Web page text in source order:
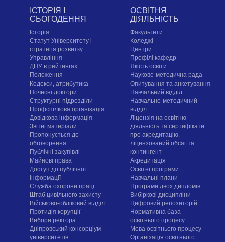
ІСТОРІЯ І
СЬОГОДЕННЯ
Історія
Статут Університету і
стратегія розвитку
Управління
ДНУ в рейтингах
Положення
Кодекси, атрибутика
Почесні доктори
Структурні підрозділи
Профспілкова організація
Довідкова інформація
Звітні матеріали
Пропонується до
обговорення
Публічні закупівлі
Майнові права
Доступ до публічної
інформації
Служба охорони праці
Штаб цивільного захисту
Військово-обліковий відділ
Протидія корупції
Вибори ректора
Дніпровський консорціум
університетів
ОСВІТНЯ
ДІЯЛЬНІСТЬ
Факультети
Коледжі
Центри
Профілі кафедр
Якість освіти
Науково-методична рада
Опитування та анкетування
Навчальний відділ
Навчально-методичний
відділ
Ліцензія на освітню
діяльність та сертифікати
про акредитацію,
ліцензований обсяг та
контингент
Акредитація
Освітні програми
Навчальні плани
Програми двох дипломів
Вибіркові дисципліни
Цифровий репозиторій
Нормативна база
освітнього процесу
Мова освітнього процесу
Організація освітнього